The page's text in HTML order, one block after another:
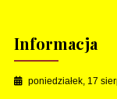
Informacja
poniedziałek, 17